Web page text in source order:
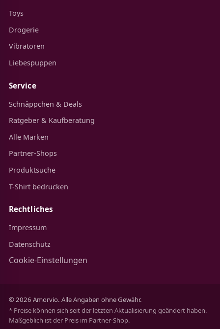
Toys
Drogerie
Vibratoren
Liebespuppen
Service
Schnäppchen & Deals
Ratgeber & Kaufberatung
Alle Marken
Partner-Shops
Produktsuche
T-Shirt bedrucken
Rechtliches
Impressum
Datenschutz
Cookie-Einstellungen
© 2026 Amorvio. Alle Angaben ohne Gewähr.
* Preise können sich seit der letzten Aktualisierung geändert haben.
Maßgeblich ist der Preis im Partner-Shop.